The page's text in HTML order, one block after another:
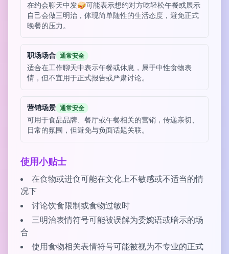
在约会聊天中发🥪可能表示想约对方吃轻松午餐或展示
自己会做三明治，体现简单随性的生活态度，避免正式
晚餐的压力。
职场场合 通常安全
适合在工作聊天中表示午餐或休息，属于中性食物表
情，但不宜用于正式报告或严肃讨论。
营销场景 通常安全
可用于食品品牌、餐厅或午餐相关的营销，传递亲切、
日常的氛围，但避免与负面话题关联。
使用小贴士
在食物或进食可能在文化上不敏感或不适当的情
况下
讨论饮食限制或食物过敏时
三明治表情符号可能被误解为委婉语或暗示的场
合
使用食物相关表情符号可能被视为不专业的正式